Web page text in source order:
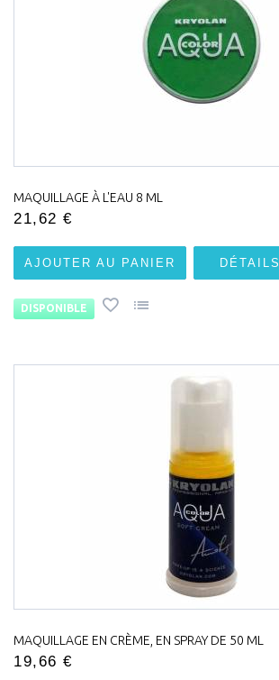
MAQUILLAGE À L'EAU 8 ML
21,62 €
AJOUTER AU PANIER DÉTAILS
DISPONIBLE
MAQUILLAGE EN CRÈME, EN SPRAY DE 50 ML
19,66 €